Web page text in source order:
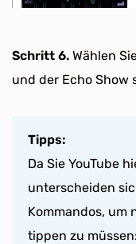
Schritt 6. Wählen
und der Echo Show
Tipps:
Da Sie YouTube
unterscheiden
Kommandos, um
tippen zu müssen: